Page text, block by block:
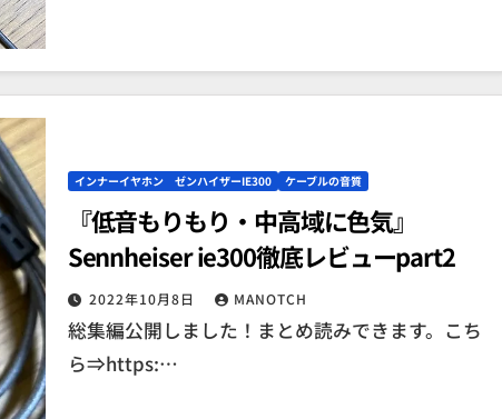
インナーイヤホン ゼンハイザーIE300 ケーブルの音質
『低音もりもり・中高域に色気』
Sennheiser ie300徹底レビューpart2
2022年10月8日 MANOTCH
総集編公開しました！まとめ読みできます。こち
ら⇒https:…